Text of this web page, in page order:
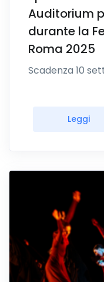
Auditorium
durante la
Roma 2025
Scadenza 10
Leggi